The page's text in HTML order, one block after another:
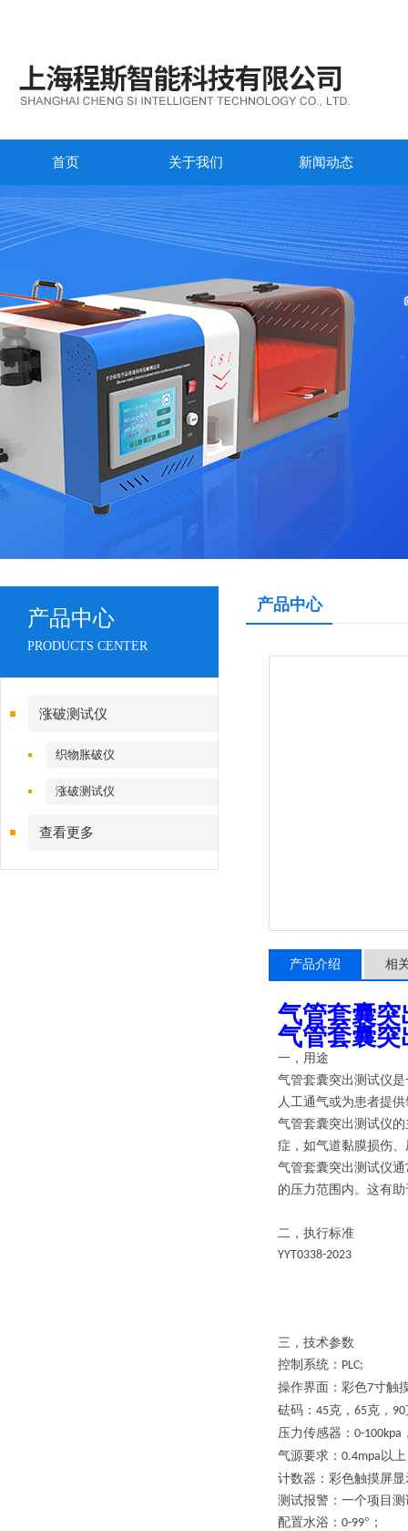
首页 关于我们 新闻动态
产品中心
PRODUCTS CENTER
涨破测试仪
织物胀破仪
涨破测试仪
查看更多
产品中心
产品介绍 相
气管套囊
气管套囊突
一，用途
气管套囊突出测试仪
人工通气或为患者提
气管套囊突出测试仪
症，如气道黏膜损伤
气管套囊突出测试仪
的压力范围内。这有
二， 执行标准
YYT0338-2023
三， 技术参数
控制系统： PLC;
操作界面：彩色7寸触
砝码： 45克， 65克， 90
压力传感器： 0-100kpa
气源要求： 0.4mpa 以
计数器：彩色触摸屏
测试报警：一个项目
配置水浴： 0-99°；